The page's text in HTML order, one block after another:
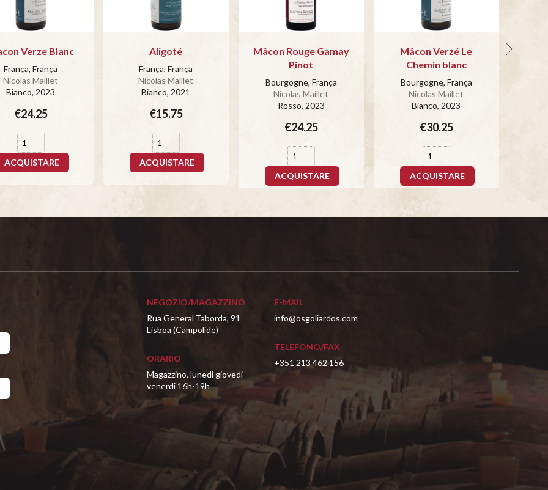
Verze Blanc
França, França
Nicolas Maillet
Bianco, 2023
€24.25
ACQUISTARE
Aligoté
França, França
Nicolas Maillet
Bianco, 2021
€15.75
ACQUISTARE
Mâcon Rouge Gamay
Pinot
Bourgogne, França
Nicolas Maillet
Rosso, 2023
€24.25
ACQUISTARE
Mâcon Verzé Le
Chemin blanc
Bourgogne, França
Nicolas Maillet
Bianco, 2023
€30.25
ACQUISTARE
NEGOZIO/MAGAZZINO
Rua General Taborda, 91
Lisboa (Campolide)
ORARIO
Magazzino, lunedi giovedi
venerdi 16h-19h
E-MAIL
info@osgoliardos.com
TELEFONO/FAX
+351 213 462 156